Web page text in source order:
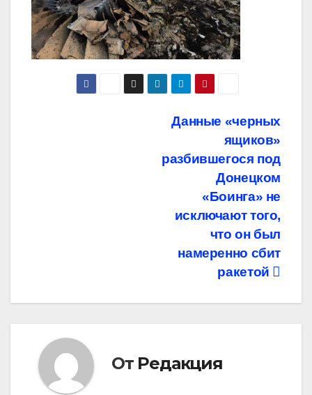
Данные «черных
ящиков»
разбившегося под
Донецком
«Боинга» не
исключают того,
что он был
намеренно сбит
ракетой
От Редакция